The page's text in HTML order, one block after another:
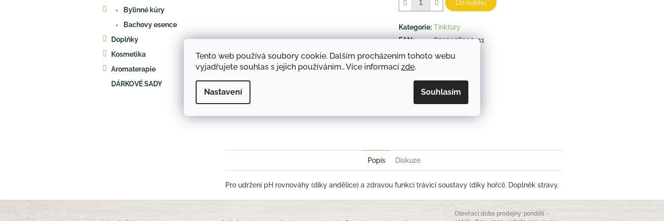
Tento web používá soubory cookie. Dalším procházením tohoto webu
vyjadřujete souhlas s jejich používáním.. Více informací zde.
Nastavení Souhlasím
Bylinné kúry
Bachovy esence
Doplňky
Kosmetika
Aromaterapie
DÁRKOVÉ SADY
hvězdiček.
Do košíku
Kategorie: Tinktury
EAN: 8595058905411
TwitterFacebook
Popis Diskuze
Pro udržení pH rovnováhy (díky andělice) a zdravou funkci trávicí soustavy (díky hořci). Doplněk stravy.
Otevírací doba prodejny: pondělí -